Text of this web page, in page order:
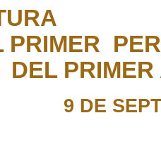
9 DE